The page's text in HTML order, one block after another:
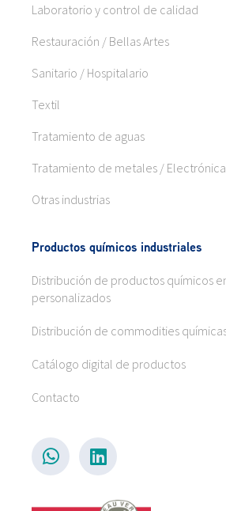
Laboratorio y control de calidad
Restauración / Bellas Artes
Sanitario / Hospitalario
Textil
Tratamiento de aguas
Tratamiento de metales /
Otras industrias
Productos químicos industriales
Distribución de productos químicos
personalizados
Distribución de commodities
Catálogo digital de productos
Contacto